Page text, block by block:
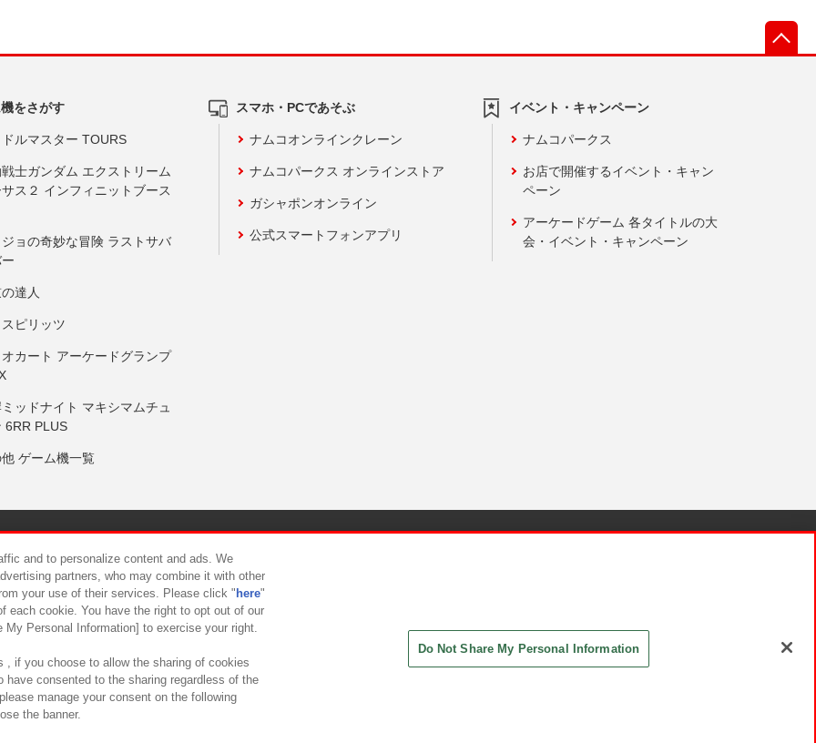
をさがす
ルマスター TOURS
士ガンダム エクストリーム
ス２ インフィニットブース
ョの奇妙な冒険 ラストサバ
達人
ピリッツ
カート アーケードグランプ
ッドナイト マキシマムチュ
6RR PLUS
ゲーム機一覧
スマホ・PCであそぶ
ナムコオンラインクレーン
ナムコパークス オンラインストア
ガシャポンオンライン
公式スマートフォンアプリ
イベント・キャンペーン
ナムコパークス
お店で開催するイベント・キャン
ペーン
アーケードゲーム 各タイトルの大
会・イベント・キャンペーン
について カスタマーハラスメント対応方針
and to personalize content and ads. We
partners, who may combine it with other
your use of their services. Please click " here"
each cookie. You have the right to opt out of our
Personal Information] to exercise your right.
, if you choose to allow the sharing of cookies
have consented to the sharing regardless of the
manage your consent on the following
the banner.
Do Not Share My Personal Information